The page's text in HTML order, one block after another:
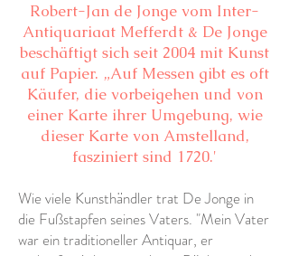
Robert-Jan de Jonge vom Inter-
Antiquariaat Mefferdt & De Jonge
beschäftigt sich seit 2004 mit Kunst
auf Papier. „Auf Messen gibt es oft
Käufer, die vorbeigehen und von
einer Karte ihrer Umgebung, wie
dieser Karte von Amstelland,
fasziniert sind 1720.'
Wie viele Kunsthändler trat De Jonge in
die Fußstapfen seines Vaters. "Mein Vater
war ein traditioneller Antiquar, er